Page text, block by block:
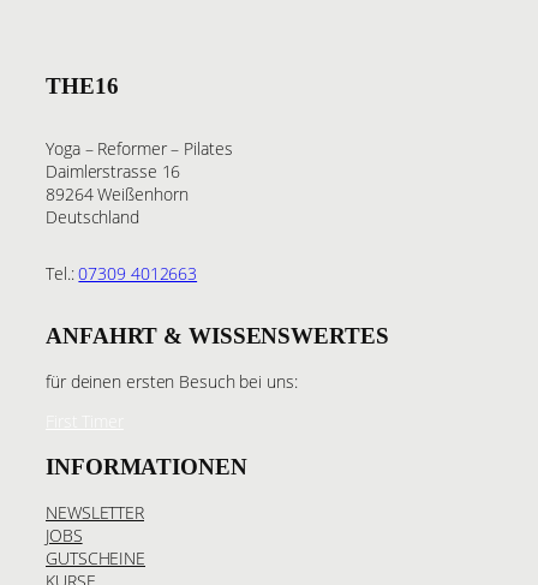
THE16
Yoga – Reformer – Pilates
Daimlerstrasse 16
89264 Weißenhorn
Deutschland
Tel.:07309 4012663
ANFAHRT & WISSENSWERTES
für deinen ersten Besuch bei uns:
INFORMATIONEN
NEWSLETTER
JOBS
GUTSCHEINE